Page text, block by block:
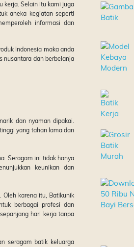
kerja. Selain itu kami juga
aneka kegiatan seperti
informasi dan
Indonesia maka anda
nusantara dan berbelanja
dan nyaman dipakai.
yang tahan lama dan
Seragam ini tidak hanya
keunikan dan
karena itu, Batikunik
berbagai profesi dan
hari kerja tanpa
seragam batik keluarga